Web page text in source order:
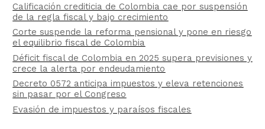
Calificación crediticia de Colombia cae por suspensión
de la regla fiscal y bajo crecimiento
Corte suspende la reforma pensional y pone en riesgo
el equilibrio fiscal de Colombia
Déficit fiscal de Colombia en 2025 supera previsiones y
crece la alerta por endeudamiento
Decreto 0572 anticipa impuestos y eleva retenciones
sin pasar por el Congreso
Evasión de impuestos y paraísos fiscales